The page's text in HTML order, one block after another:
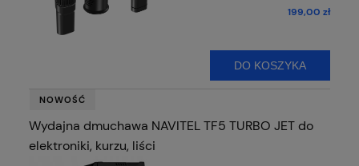
199,00 zł
DO KOSZYKA
Wydajna dmuchawa NAVITEL TF5 TURBO JET do
elektroniki, kurzu, liści
NOWOŚĆ